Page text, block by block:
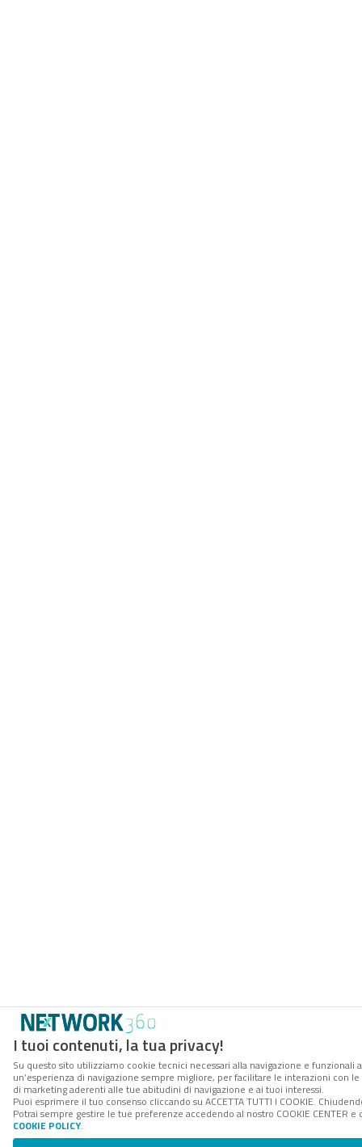
I tuoi contenuti, la tua privacy!
Su questo sito utilizziamo cookie tecnici necessari alla navigazione e
un’esperienza di navigazione sempre migliore, per facilitare le interazioni con
di marketing aderenti alle tue abitudini di navigazione e ai tuoi interessi.
Puoi esprimere il tuo consenso cliccando su ACCETTA TUTTI I COOKIE.
Potrai sempre gestire le tue preferenze accedendo al nostro COOKIE
COOKIE POLICY.